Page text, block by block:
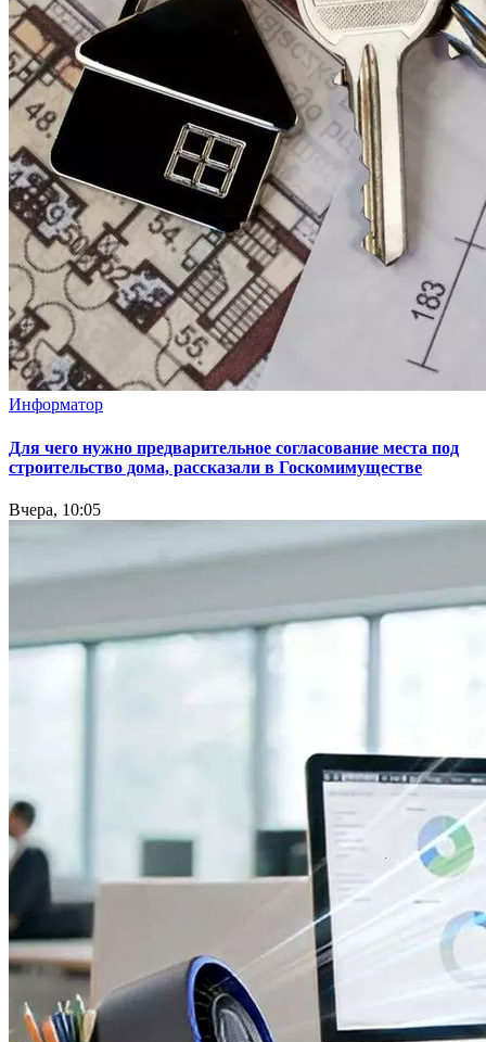
Информатор
Для чего нужно предварительное согласование места под
строительство дома, рассказали в Госкомимуществе
Вчера, 10:05